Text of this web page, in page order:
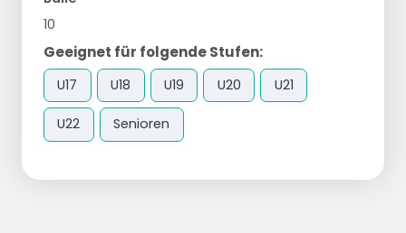
10
Geeignet für folgende Stufen:
U17 U18 U19 U20 U21
U22 Senioren